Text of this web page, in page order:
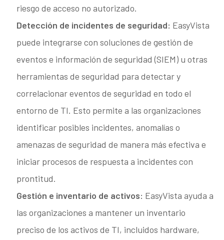
riesgo de acceso no autorizado.
Detección de incidentes de seguridad: EasyVista
puede integrarse con soluciones de gestión de
eventos e información de seguridad (SIEM) u otras
herramientas de seguridad para detectar y
correlacionar eventos de seguridad en todo el
entorno de TI. Esto permite a las organizaciones
identificar posibles incidentes, anomalías o
amenazas de seguridad de manera más efectiva e
iniciar procesos de respuesta a incidentes con
prontitud.
Gestión e inventario de activos: EasyVista ayuda a
las organizaciones a mantener un inventario
preciso de los activos de TI, incluidos hardware,